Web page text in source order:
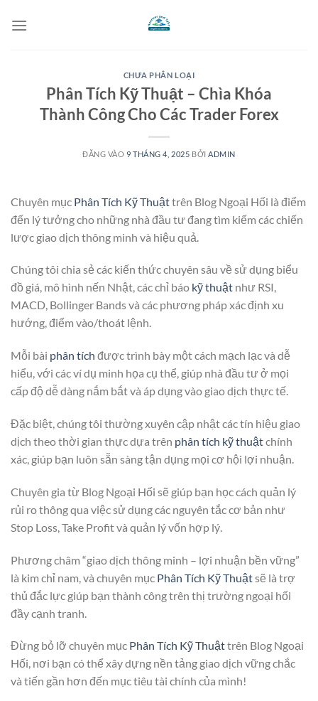
qua
CHƯA PHÂN LOẠI
Phân Tích Kỹ Thuật – Chìa Khóa
Thành Công Cho Các Trader Forex
ĐĂNG VÀO 9 THÁNG 4, 2025 BỞI ADMIN
Chuyên mục Phân Tích Kỹ Thuậttrên Blog Ngoại Hối là điểm
đến lý tưởng cho những nhà đầu tư đang tìm kiếm các chiến
lược giao dịch thông minh và hiệu quả.
Chúng tôi chia sẻ các kiến thức chuyên sâu về sử dụng biểu
đồ giá, mô hình nến Nhật, các chỉ báo kỹ thuật như RSI,
MACD, Bollinger Bands và các phương pháp xác định xu
hướng, điểm vào/thoát lệnh.
Mỗi bài phân tích được trình bày một cách mạch lạc và dễ
hiểu, với các ví dụ minh họa cụ thể, giúp nhà đầu tư ở mọi
cấp độ dễ dàng nắm bắt và áp dụng vào giao dịch thực tế.
Đặc biệt, chúng tôi thường xuyên cập nhật các tín hiệu giao
dịch theo thời gian thực dựa trên phân tích kỹ thuậtchính
xác, giúp bạn luôn sẵn sàng tận dụng mọi cơ hội lợi nhuận.
Chuyên gia từ Blog Ngoại Hối sẽ giúp bạn học cách quản lý
rủi ro thông qua việc sử dụng các nguyên tắc cơ bản như
Stop Loss, Take Profit và quản lý vốn hợp lý.
Phương châm “giao dịch thông minh – lợi nhuận bền vững”
là kim chỉ nam, và chuyên mục Phân Tích Kỹ Thuậtsẽ là trợ
thủ đắc lực giúp bạn thành công trên thị trường ngoại hối
đầy cạnh tranh.
Đừng bỏ lỡ chuyên mục Phân Tích Kỹ Thuậttrên Blog Ngoại
Hối, nơi bạn có thể xây dựng nền tảng giao dịch vững chắc
và tiến gần hơn đến mục tiêu tài chính của mình!